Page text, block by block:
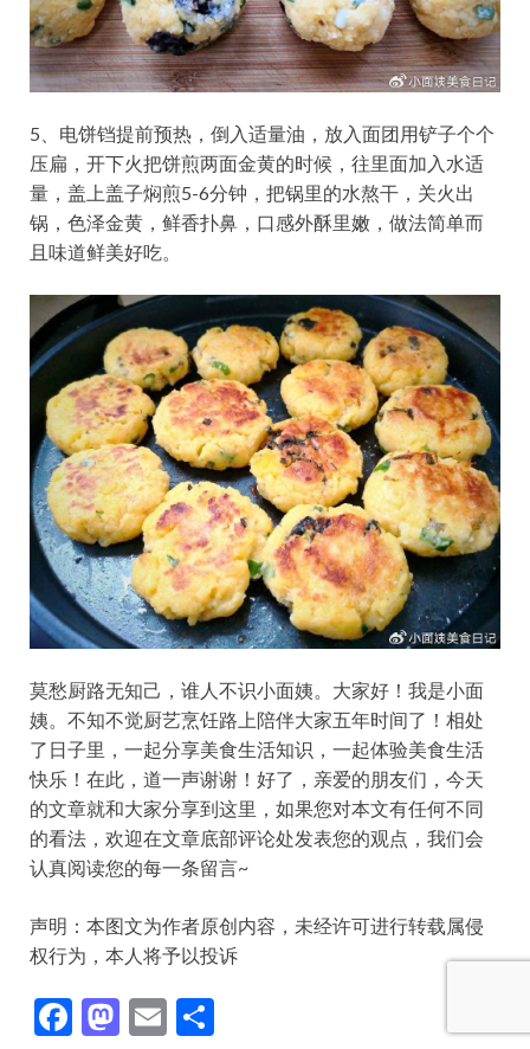
5、电饼铛提前预热，倒入适量油，放入面团用铲子个个
压扁，开下火把饼煎两面金黄的时候，往里面加入水适
量，盖上盖子焖煎5-6分钟，把锅里的水熬干，关火出
锅，色泽金黄，鲜香扑鼻，口感外酥里嫩，做法简单而
且味道鲜美好吃。
莫愁厨路无知己，谁人不识小面姨。大家好！我是小面
姨。不知不觉厨艺烹饪路上陪伴大家五年时间了！相处
了日子里，一起分享美食生活知识，一起体验美食生活
快乐！在此，道一声谢谢！好了，亲爱的朋友们，今天
的文章就和大家分享到这里，如果您对本文有任何不同
的看法，欢迎在文章底部评论处发表您的观点，我们会
认真阅读您的每一条留言~
声明：本图文为作者原创内容，未经许可进行转载属侵
权行为，本人将予以投诉​​​
F
M E